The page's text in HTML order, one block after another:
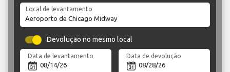
Local de levantamento
Devolução no mesmo local
Data de levantamento Data de devolução